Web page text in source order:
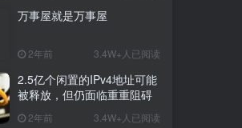
万事屋就是万事屋
2年前 3.4W+人已阅读
2.5亿个闲置的IPv4地址可能
被释放，但仍面临重重阻碍
2年前 3.4W+人已阅读